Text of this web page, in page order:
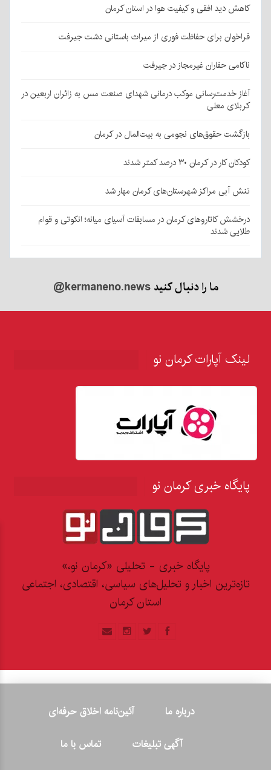
کاهش دید افقی و کیفیت هوا در استان کرمان
فراخوان برای حفاظت فوری از میراث باستانی دشت جیرفت
ناکامی حفاران غیرمجاز در جیرفت
آغاز خدمت‌رسانی موکب درمانی شهدای صنعت مس به زائران اربعین در
کربلای معلی
بازگشت حقوق‌های نجومی به بیت‌المال در کرمان
کودکان کار در کرمان ۳۰ درصد کمتر شدند
تنش آبی مراکز شهرستان‌های کرمان مهار شد
درخشش کاتاروهای کرمان در مسابقات آسیای میانه؛ انکوتی و قوام
طلایی شدند
ما را دنبال کنید@kermaneno.news
لینک آپارات کرمان نو
پایگاه خبری کرمان نو
پایگاه خبری - تحلیلی «کرمان نو،»
تازه‌ترین اخبار و تحلیل‌های سیاسی، اقتصادی، اجتماعی
استان کرمان
درباره ما
آئین‌نامه اخلاق حرفه‌ای
آگهی تبلیغات
تماس با ما